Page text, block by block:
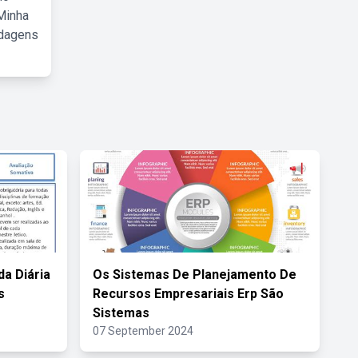
Diária
Os Sistemas De Planejamento De
Recursos Empresariais Erp São
Sistemas
07 September 2024